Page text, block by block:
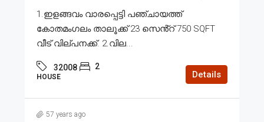
1.ഇളങ്ങവം വാരപ്പെട്ടി പഞ്ചായത്ത്
കോതമംഗലം താലൂക്ക് 23 സെൻ്റ് 750 SQFT
വീട് വില്പനക്ക്. 2.വില...
32008 2
HOUSE Details
57 years ago